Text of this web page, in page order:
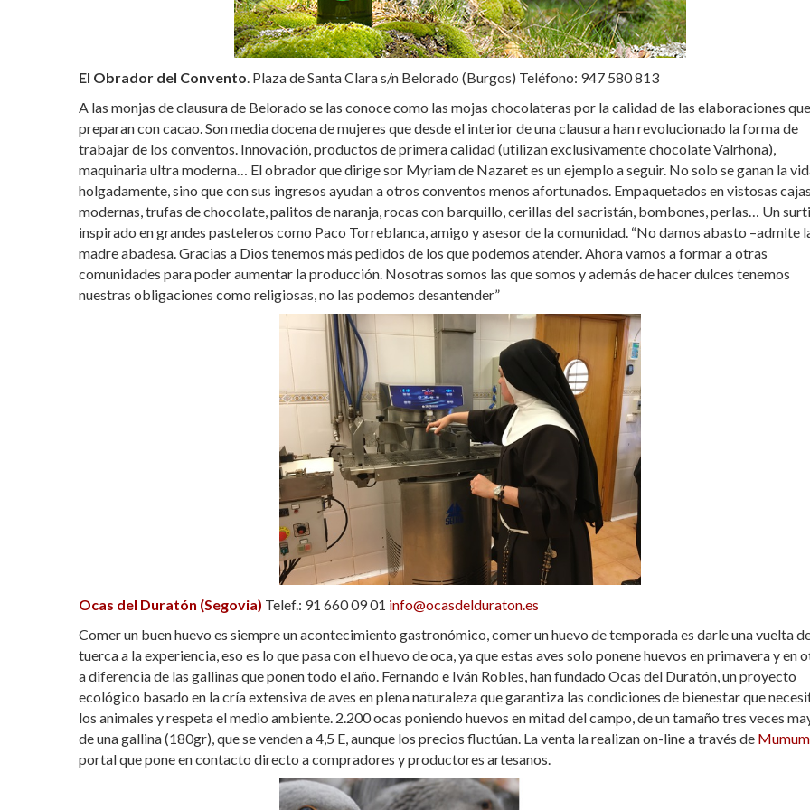
El Obrador del Convento. Plaza de Santa Clara s/n Belorado (Burgos) Teléfono: 947 580 813
A las monjas de clausura de Belorado se las conoce como las mojas chocolateras por la calidad de las elaboraciones que
preparan con cacao. Son media docena de mujeres que desde el interior de una clausura han revolucionado la forma de
trabajar de los conventos. Innovación, productos de primera calidad (utilizan exclusivamente chocolate Valrhona),
maquinaria ultra moderna… El obrador que dirige sor Myriam de Nazaret es un ejemplo a seguir. No solo se ganan la
holgadamente, sino que con sus ingresos ayudan a otros conventos menos afortunados. Empaquetados en vistosas cajas
modernas, trufas de chocolate, palitos de naranja, rocas con barquillo, cerillas del sacristán, bombones, perlas… Un
inspirado en grandes pasteleros como Paco Torreblanca, amigo y asesor de la comunidad. “No damos abasto –admite
madre abadesa. Gracias a Dios tenemos más pedidos de los que podemos atender. Ahora vamos a formar a otras
comunidades para poder aumentar la producción. Nosotras somos las que somos y además de hacer dulces tenemos
nuestras obligaciones como religiosas, no las podemos desantender”
Ocas del Duratón (Segovia) Telef.: 91 660 09 01 info@ocasdelduraton.es
Comer un buen huevo es siempre un acontecimiento gastronómico, comer un huevo de temporada es darle una vuelta
tuerca a la experiencia, eso es lo que pasa con el huevo de oca, ya que estas aves solo ponene huevos en primavera y en
a diferencia de las gallinas que ponen todo el año. Fernando e Iván Robles, han fundado Ocas del Duratón, un proyecto
ecológico basado en la cría extensiva de aves en plena naturaleza que garantiza las condiciones de bienestar que
los animales y respeta el medio ambiente. 2.200 ocas poniendo huevos en mitad del campo, de un tamaño tres veces
de una gallina (180gr), que se venden a 4,5 E, aunque los precios fluctúan. La venta la realizan on-line a través de
portal que pone en contacto directo a compradores y productores artesanos.